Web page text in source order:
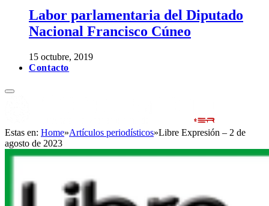
Labor parlamentaria del Diputado
Nacional Francisco Cúneo
15 octubre, 2019
Contacto
Estas en: Home»Artículos periodísticos»Libre Expresión – 2 de
agosto de 2023